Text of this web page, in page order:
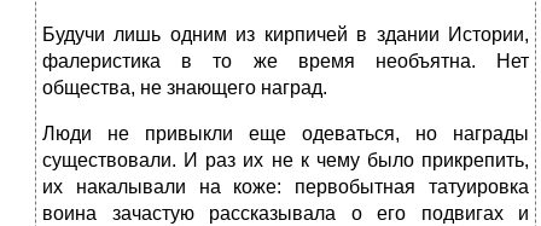
Будучи лишь одним из кирпичей в здании Истории,
фалеристика в то же время необъятна. Нет
общества, не знающего наград.
Люди не привыкли еще одеваться, но награды
существовали. И раз их не к чему было прикрепить,
их накалывали на коже: первобытная татуировка
воина зачастую рассказывала о его подвигах и